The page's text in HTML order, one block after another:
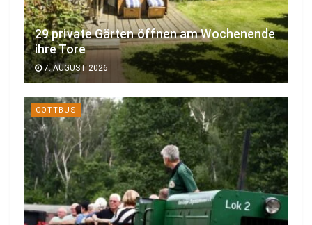
29 private Gärten öffnen am Wochenende
ihre Tore
7. AUGUST 2026
COTTBUS